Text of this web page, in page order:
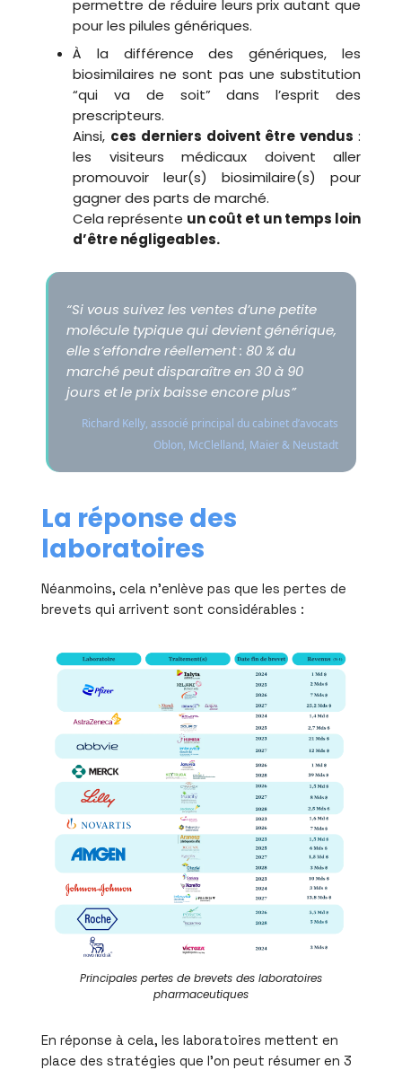
permettre de réduire leurs prix autant que
pour les pilules génériques.
À la différence des génériques, les
biosimilaires ne sont pas une substitution
“qui va de soit” dans l’esprit des
prescripteurs.
Ainsi, ces derniers doivent être vendus:
les visiteurs médicaux doivent aller
promouvoir leur(s) biosimilaire(s) pour
gagner des parts de marché.
Cela représente un coût et un temps loin
d’être négligeables.
“Si vous suivez les ventes d’une petite
molécule typique qui devient générique,
elle s’effondre réellement : 80 % du
marché peut disparaître en 30 à 90
jours et le prix baisse encore plus”
Richard Kelly, associé principal du cabinet d’avocats
Oblon, McClelland, Maier & Neustadt
La réponse des
laboratoires
Néanmoins, cela n’enlève pas que les pertes de
brevets qui arrivent sont considérables :
Principales pertes de brevets des laboratoires
pharmaceutiques
En réponse à cela, les laboratoires mettent en
place des stratégies que l’on peut résumer en 3